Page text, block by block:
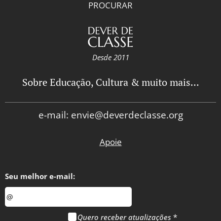
PROCURAR
Desde 2011
Sobre Educação, Cultura & muito mais...
e-mail: envie@deverdeclasse.org
Apoie
Seu melhor e-mail:
Quero receber atualizações